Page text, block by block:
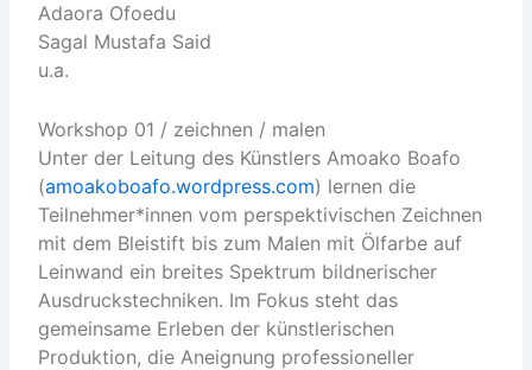
Adaora Ofoedu
Sagal Mustafa Said
u.a.
Workshop 01 / zeichnen / malen
Unter der Leitung des Künstlers Amoako Boafo
(amoakoboafo.wordpress.com) lernen die
Teilnehmer*innen vom perspektivischen Zeichnen
mit dem Bleistift bis zum Malen mit Ölfarbe auf
Leinwand ein breites Spektrum bildnerischer
Ausdruckstechniken. Im Fokus steht das
gemeinsame Erleben der künstlerischen
Produktion, die Aneignung professioneller